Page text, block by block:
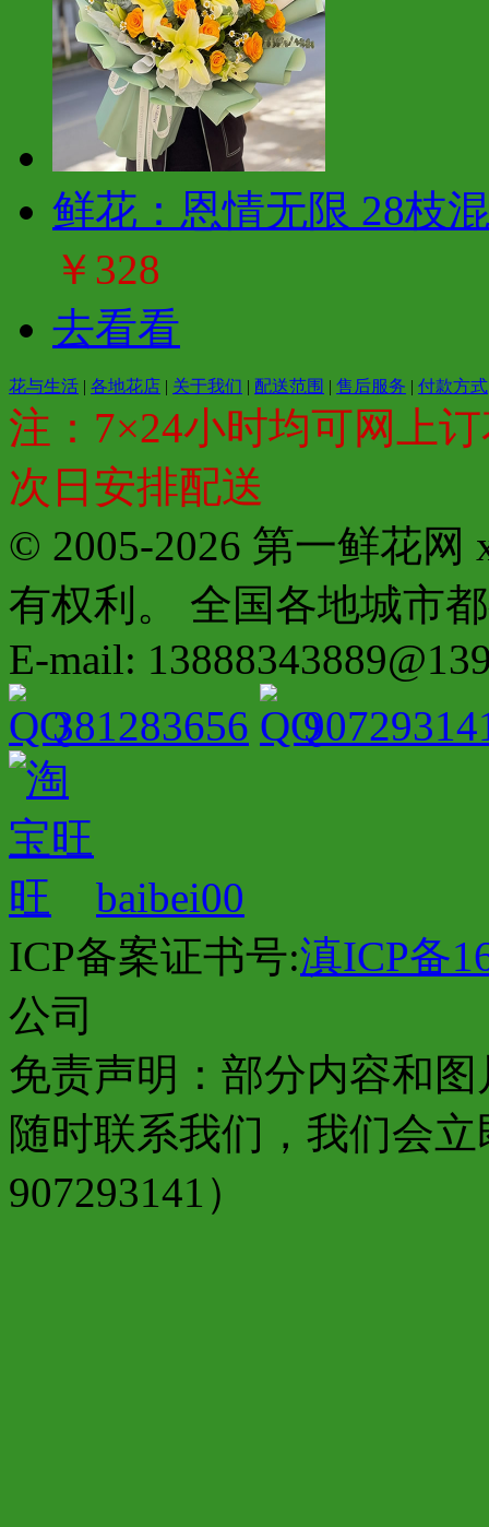
鲜花：恩情无限 28枝
￥328
去看看
花与生活 | 各地花店 | 关于我们 | 配送范围 | 售后服务 | 付款方式
注：7×24小时均可网上
次日安排配送
© 2005-2026 第一鲜花网
有权利。 全国各地城市
E-mail:
381283656
baibei00
ICP备案证书号:滇ICP备
公司
免责声明：部分内容和
随时联系我们，我们会
907293141）